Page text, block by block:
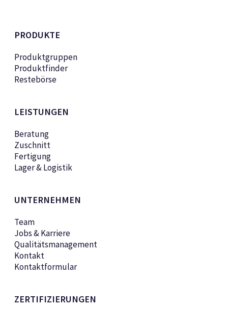
PRODUKTE
Produktgruppen
Produktfinder
Restebörse
LEISTUNGEN
Beratung
Zuschnitt
Fertigung
Lager & Logistik
UNTERNEHMEN
Team
Jobs & Karriere
Qualitätsmanagement
Kontakt
Kontaktformular
ZERTIFIZIERUNGEN